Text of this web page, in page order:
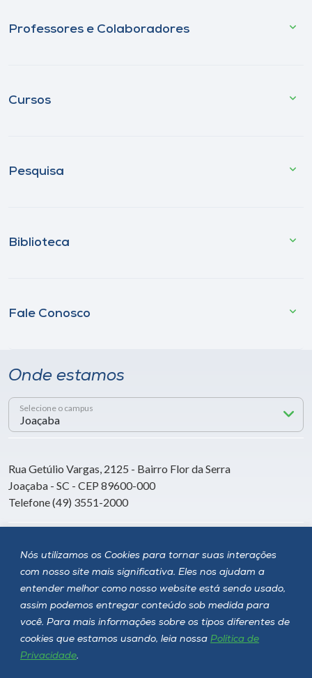
Nós utilizamos os Cookies para tornar suas interações
com nosso site mais significativa. Eles nos ajudam a
entender melhor como nosso website está sendo usado,
assim podemos entregar conteúdo sob medida para
você. Para mais informações sobre os tipos diferentes de
cookies que estamos usando, leia nossa Política de
Privacidade.
Professores e Colaboradores
Cursos
Pesquisa
Biblioteca
Fale Conosco
Onde estamos
Selecione o campus
Rua Getúlio Vargas, 2125 - Bairro Flor da Serra
Joaçaba - SC - CEP 89600-000
Telefone (49) 3551-2000
Siga a Unoesc